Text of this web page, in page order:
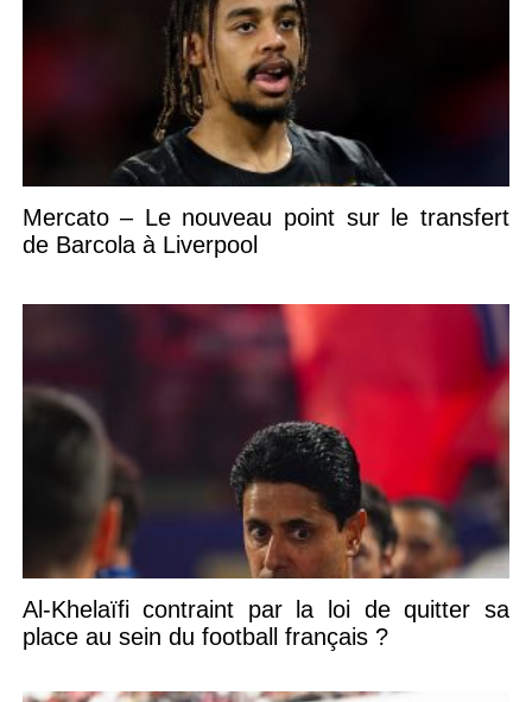
Mercato – Le nouveau point sur le transfert
de Barcola à Liverpool
Al-Khelaïfi contraint par la loi de quitter sa
place au sein du football français ?